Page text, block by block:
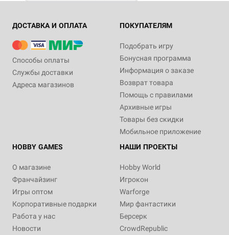
ДОСТАВКА И ОПЛАТА
Способы оплаты
Службы доставки
Адреса магазинов
ПОКУПАТЕЛЯМ
Подобрать игру
Бонусная программа
Информация о заказе
Возврат товара
Помощь с правилами
Архивные игры
Товары без скидки
Мобильное приложение
HOBBY GAMES
О магазине
Франчайзинг
Игры оптом
Корпоративные подарки
Работа у нас
Новости
НАШИ ПРОЕКТЫ
Hobby World
Игрокон
Warforge
Мир фантастики
Берсерк
CrowdRepublic